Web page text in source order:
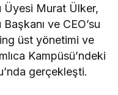
Üyesi Murat Ülker,
ve CEO’su
üst yönetimi ve
Kampüsü’ndeki
gerçekleşti.